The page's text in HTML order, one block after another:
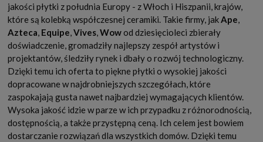
jakości płytki z południa Europy - z Włoch i Hiszpanii, krajów,
które są kolebką współczesnej ceramiki. Takie firmy, jakApe,
Azteca, Equipe,Vives,Wowod dziesięcioleci zbierały
doświadczenie, gromadziły najlepszy zespół artystów i
projektantów, śledziły rynek i dbały o rozwój technologiczny.
Dzięki temu ich oferta to piękne płytki o wysokiej jakości
dopracowane w najdrobniejszych szczegółach, które
zaspokajają gusta nawet najbardziej wymagających klientów.
Wysoka jakość idzie w parze w ich przypadku z różnorodnością,
dostępnością, a także przystępną ceną. Ich celem jest bowiem
dostarczanie rozwiązań dla wszystkich domów. Dzięki temu